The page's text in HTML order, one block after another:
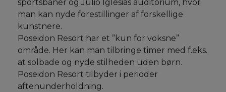
sportsbaner og Julio Iglesias auditorium, hvor
man kan nyde forestillinger af forskellige
kunstnere.
Poseidon Resort har et ”kun for voksne”
område. Her kan man tilbringe timer med f.eks.
at solbade og nyde stilheden uden børn.
Poseidon Resort tilbyder i perioder
aftenunderholdning.